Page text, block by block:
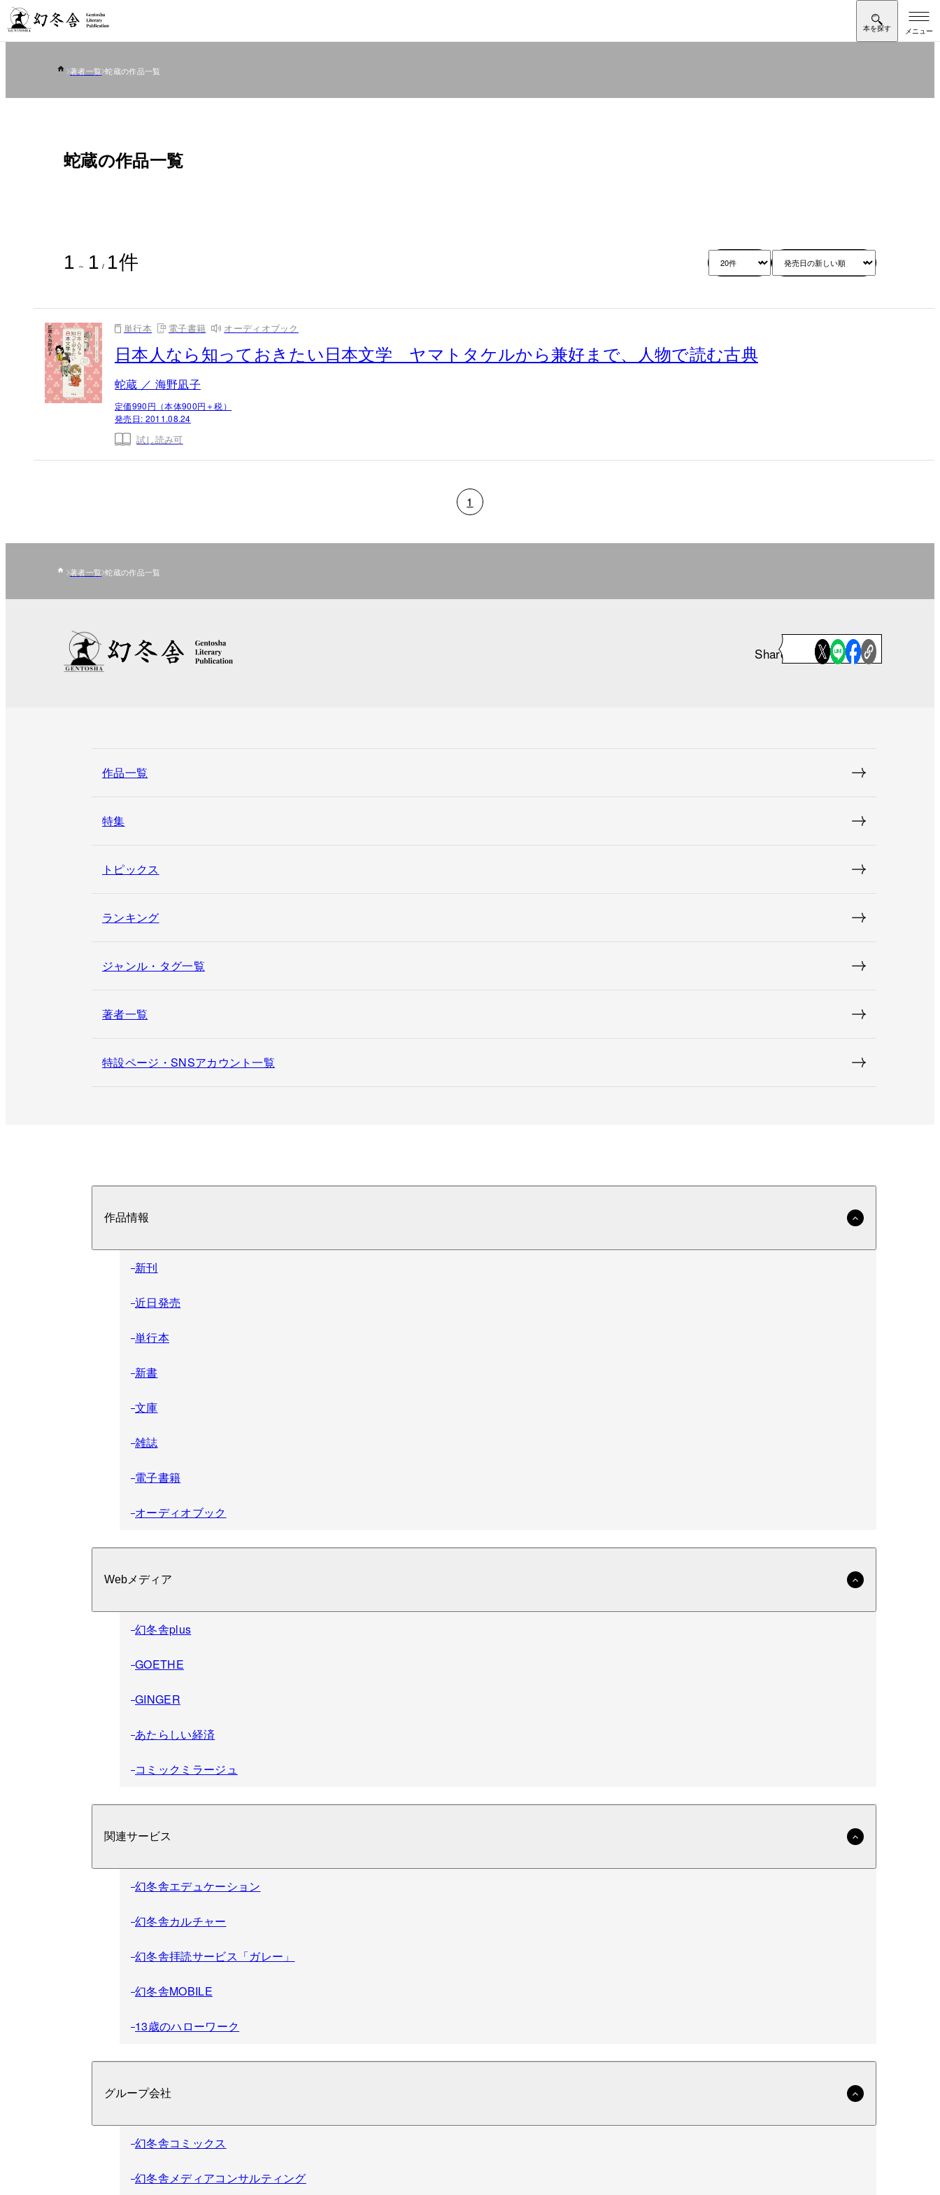
著者一覧 蛇蔵の作品一覧
蛇蔵の作品一覧
1 ～ 1 / 1件
単行本 電子書籍 オーディオブック
日本人なら知っておきたい日本文学 ヤマトタケルから兼好まで、人物で読む古典
蛇蔵 ／ 海野凪子
定価990円（本体900円＋税）
発売日: 2011.08.24
試し読み可
1
著者一覧 蛇蔵の作品一覧
Share
作品一覧
特集
トピックス
ランキング
ジャンル・タグ一覧
著者一覧
特設ページ・SNSアカウント一覧
作品情報
新刊
近日発売
単行本
新書
文庫
雑誌
電子書籍
オーディオブック
Webメディア
幻冬舎plus
GOETHE
GINGER
あたらしい経済
コミックミラージュ
関連サービス
幻冬舎エデュケーション
幻冬舎カルチャー
幻冬舎拝読サービス「ガレー」
幻冬舎MOBILE
13歳のハローワーク
グループ会社
幻冬舎コミックス
幻冬舎メディアコンサルティング